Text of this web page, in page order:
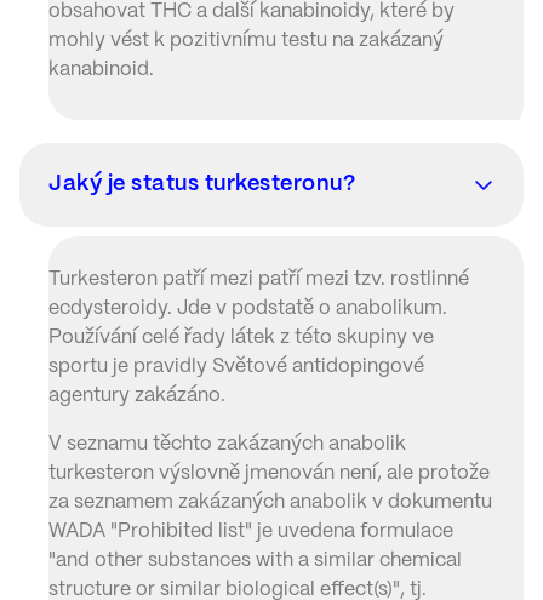
obsahovat THC a další kanabinoidy, které by
mohly vést k pozitivnímu testu na zakázaný
kanabinoid.
Jaký je status turkesteronu?
Turkesteron patří mezi patří mezi tzv. rostlinné
ecdysteroidy. Jde v podstatě o anabolikum.
Používání celé řady látek z této skupiny ve
sportu je pravidly Světové antidopingové
agentury zakázáno.
V seznamu těchto zakázaných anabolik
turkesteron výslovně jmenován není, ale protože
za seznamem zakázaných anabolik v dokumentu
WADA "Prohibited list" je uvedena formulace
"and other substances with a similar chemical
structure or similar biological effect(s)", tj.